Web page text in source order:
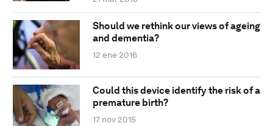
Should we rethink our views of ageing
and dementia?
12 ene 2016
Could this device identify the risk of a
premature birth?
17 nov 2015